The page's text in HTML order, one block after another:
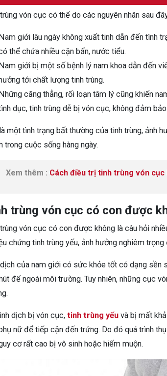
vón cục có thể do các nguyên nhân sau
giới lâu ngày không xuất tinh dẫn đến tình
thể chứa nhiều cặn bẩn, nước tiểu.
giới bị một số bệnh lý nam khoa dẫn đến
tới chất lượng tinh trùng.
căng thẳng, rối loạn tâm lý cũng khiến
dục, tinh trùng dễ bị vón cục, không đảm
một tình trạng bất thường của tinh trùng, ảnh
trong cuộc sống hàng ngày.
Xem thêm : Cách điều trị tinh trùng vón cục
trùng vón cục có con được
vón cục có con được không là câu hỏi
chứng tinh trùng yếu, ảnh hưởng nghiêm
của nam giới có sức khỏe tốt có dạng sền
để ngoài môi trường. Tuy nhiên, những cục
dịch bị vón cục, tinh trùng yếu và bị mất
nữ để tiếp cận đến trứng. Do đó quá trình
cơ rất cao bị vô sinh hoặc hiếm muộn.